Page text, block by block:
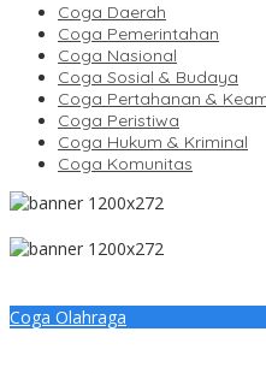
Coga Daerah
Coga Pemerintahan
Coga Nasional
Coga Sosial & Budaya
Coga Pertahanan &
Coga Peristiwa
Coga Hukum & Kriminal
Coga Komunitas
Coga Olahraga